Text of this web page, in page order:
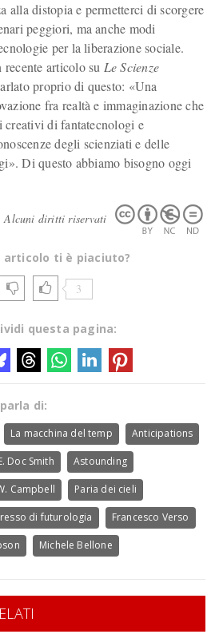
alla distopia e permetterci di scorgere
peggiori, ma anche modi
per la liberazione sociale.
recente articolo su Le Scienze
proprio di questo: «Una
fra realtà e immaginazione che
creativi di fantatecnologi e
degli scienziati e delle
Di questo abbiamo bisogno oggi
Alcuni diritti riservati
articolo ti è piaciuto?
3
questa pagina:
di:
La macchina del temp Anticipations
Doc Smith Astounding
Campbell Paria dei cieli
di futurologia Francesco Verso
Michele Bellone